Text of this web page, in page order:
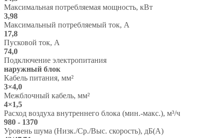
Максимальная потребляемая мощность, кВт
3,98
Максимальный потребляемый ток, А
17,8
Пусковой ток, А
74,0
Подключение электропитания
наружный блок
Кабель питания, мм²
3×4,0
Межблочный кабель, мм²
4×1,5
Расход воздуха внутреннего блока (мин.-макс.), м³/ч
980 - 1370
Уровень шума (Низк./Ср./Выс. скорость), дБ(А)